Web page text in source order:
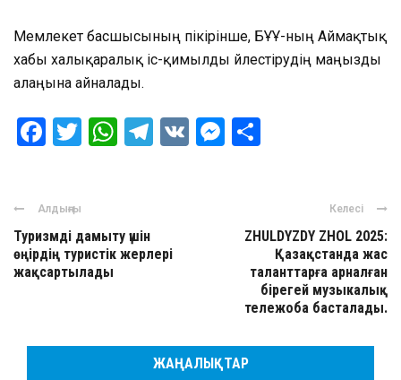
Мемлекет басшысының пікірінше, БҰҰ-ның Аймақтық
хабы халықаралық іс-қимылды үйлестірудің маңызды
алаңына айналады.
Facebook
Twitter
WhatsApp
Telegram
VK Messenger
Алдыңғы
Туризмді дамыту үшін
өңірдің туристік жерлері
жақсартылады
Келесі
ZHULDYZDY ZHOL 2025:
Қазақстанда жас
таланттарға арналған
бірегей музыкалық
тележоба басталады.
ЖАҢАЛЫҚТАР